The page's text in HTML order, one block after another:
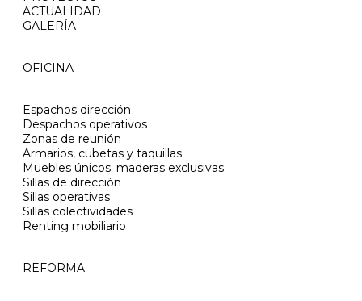
ACTUALIDAD
GALERÍA
OFICINA
Espachos dirección
Despachos operativos
Zonas de reunión
Armarios, cubetas y taquillas
Muebles únicos. maderas exclusivas
Sillas de dirección
Sillas operativas
Sillas colectividades
Renting mobiliario
REFORMA